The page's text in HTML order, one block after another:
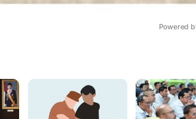
Powered